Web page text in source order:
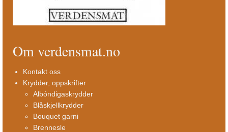
Om verdensmat.no
Kontakt oss
Krydder, oppskrifter
Albóndigaskrydder
Blåskjellkrydder
Bouquet garni
Brennesle